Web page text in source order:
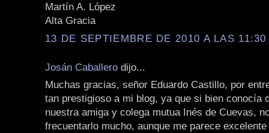
Martín A. López
Alta Gracia
13 DE SEPTIEMBRE DE 2010 A LAS
Josán Caballero dijo...
Muchas gracias, señor Eduardo Castillo, por
tan prestigioso a mi blog, ya que si bien conocía
nuestra amiga y colega mutua Inés de Cuevas,
frecuentarlo mucho, aunque me parece